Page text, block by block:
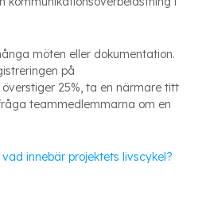
möten eller dokumentation.
på
25%, ta en närmare titt
teammedlemmarna om en
innebär projektets livscykel?